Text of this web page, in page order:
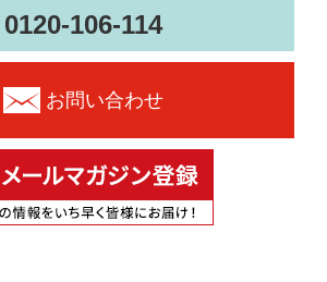
0120-106-114
お問い合わせ